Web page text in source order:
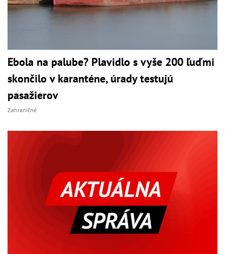
Ebola na palube? Plavidlo s vyše 200 ľuďmi
skončilo v karanténe, úrady testujú
pasažierov
Zahraničné